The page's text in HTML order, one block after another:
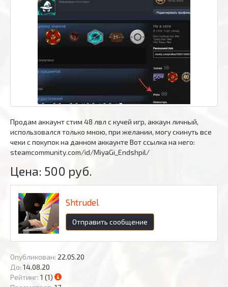
Продам аккаунт стим 48 лвл с кучей игр, аккаун личный,
использовался только мною, при желании, могу скинуть все
чеки с покупок на данном аккаунте Вот ссылка на него:
steamcommunity.com/id/MiyaGi_Endshpil/
Цена: 500 руб.
Shtrudel
Отправить сообщение
Опубликован: 22.05.20
До: 14.08.20
Рейтинг: 1 (1)